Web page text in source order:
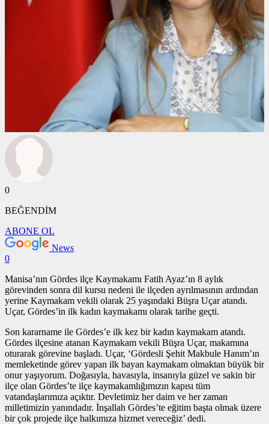
0
BEĞENDİM
ABONE OL
News
0
Manisa’nın Gördes ilçe Kaymakamı Fatih Ayaz’ın 8 aylık
görevinden sonra dil kursu nedeni ile ilçeden ayrılmasının ardından
yerine Kaymakam vekili olarak 25 yaşındaki Büşra Uçar atandı.
Uçar, Gördes’in ilk kadın kaymakamı olarak tarihe geçti.
Son kararname ile Gördes’e ilk kez bir kadın kaymakam atandı.
Gördes ilçesine atanan Kaymakam vekili Büşra Uçar, makamına
oturarak görevine başladı. Uçar, ‘Gördesli Şehit Makbule Hanım’ın
memleketinde görev yapan ilk bayan kaymakam olmaktan büyük bir
onur yaşıyorum. Doğasıyla, havasıyla, insanıyla güzel ve sakin bir
ilçe olan Gördes’te ilçe kaymakamlığımızın kapısı tüm
vatandaşlarımıza açıktır. Devletimiz her daim ve her zaman
milletimizin yanındadır. İnşallah Gördes’te eğitim başta olmak üzere
bir çok projede ilçe halkımıza hizmet vereceğiz’ dedi.